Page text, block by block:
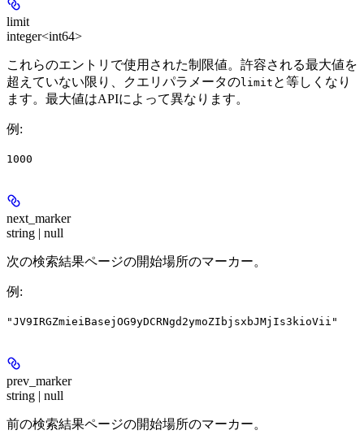
limit
integer<int64>
これらのエントリで使用された制限値。許容される最大値を
超えていない限り、クエリパラメータのlimit と等しくなり
ます。最大値はAPIによって異なります。
例 :
1000
next_marker
string | null
次の検索結果ページの開始場所のマーカー。
例 :
"JV9IRGZmieiBasejOG9yDCRNgd2ymoZIbjsxbJMjIs3kioVii"
prev_marker
string | null
前の検索結果ページの開始場所のマーカー。